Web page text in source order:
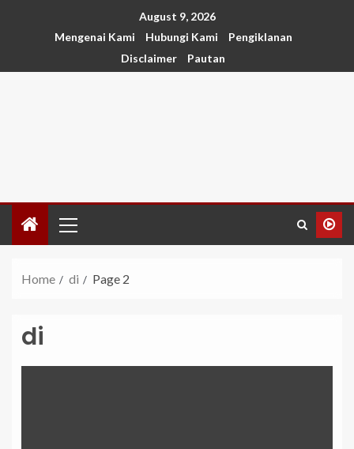
August 9, 2026
Mengenai Kami
Hubungi Kami
Pengiklanan
Disclaimer
Pautan
Home di Page 2
di